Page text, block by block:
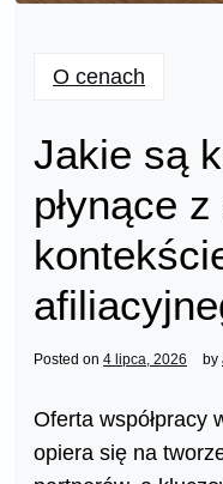
O cenach
Jakie są
płynące
Posted on 4 lipca, 2026 by
Oferta współpracy
opiera się na